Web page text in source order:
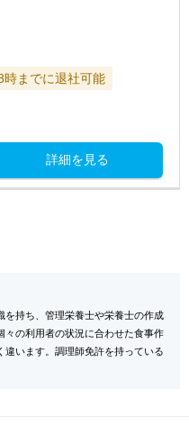
時までに退社可能
詳細を見る
を持ち、管理栄養士や栄養士の作成
々の利用者の状況に合わせた食事作
違います。調理師免許を持っている